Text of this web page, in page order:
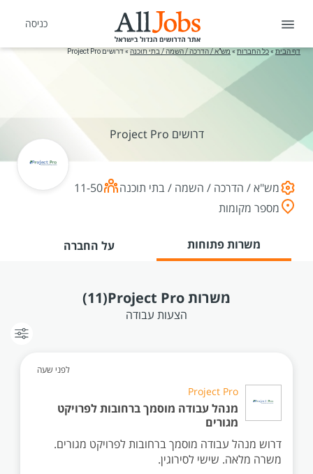
כניסה
דף הבית »כל החברות » מש"א / הדרכה / השמה / בתי תוכנה»דרושים Project Pro
דרושים Project Pro
מש"א / הדרכה / השמה / בתי תוכנה
11-50
מספר מקומות
משרות פתוחות על החברה
משרות Project Pro (11)
הצעות עבודה
לפני שעה
Project Pro
מנהל עבודה מוסמך ברחובות לפרויקט
מגורים
דרוש מנהל עבודה מוסמך ברחובות לפרויקט מגורים.
משרה מלאה. שישי לסירוגין.